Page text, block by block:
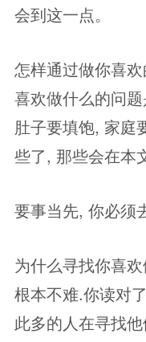
会到这一点。
怎样通过做你喜
喜欢做什么的问
肚子要填饱, 家庭
些了, 那些会在本
要事当先, 你必须
为什么寻找你喜
根本不难.你读对
此多的人在寻找